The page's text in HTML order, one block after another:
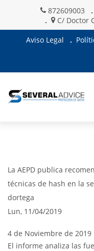
872609003
C/ Doctor
Aviso Legal
La AEPD publica
técnicas de hash en la
dortega
Lun, 11/04/2019
4 de Noviembre de 2019
El informe analiza las